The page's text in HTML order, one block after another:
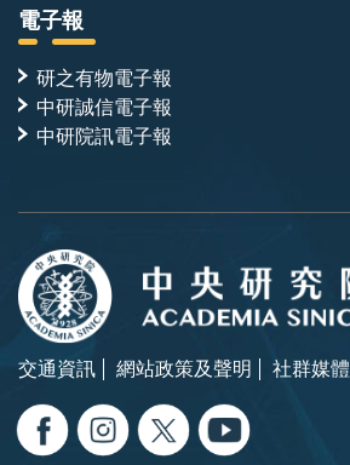
電子報
研之有物電子報
中研誠信電子報
中研院訊電子報
交通資訊 網站政策及聲明 社群媒體